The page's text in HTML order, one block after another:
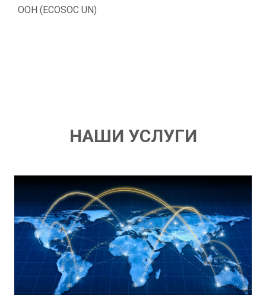
ООН (ECOSOC UN)
НАШИ УСЛУГИ